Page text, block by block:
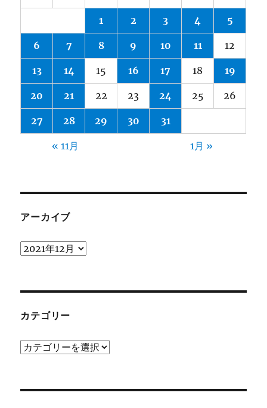
1 2 3 4 5
6 7 8 9 10 11 12
13 14 15 16 17 18 19
20 21 22 23 24 25 26
27 28 29 30 31
« 11月 1月 »
アーカイブ
ア
ブ
カテゴリー
カ